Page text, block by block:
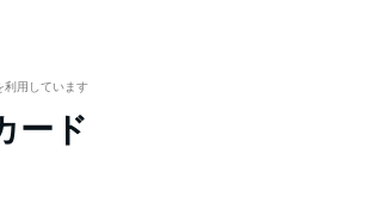
利用しています
ード